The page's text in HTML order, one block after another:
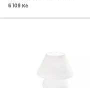
6 109 Kč